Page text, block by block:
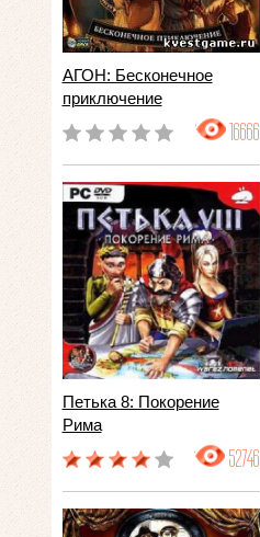
АГОН: Бесконечное
приключение
16666
Петька 8: Покорение
Рима
52746